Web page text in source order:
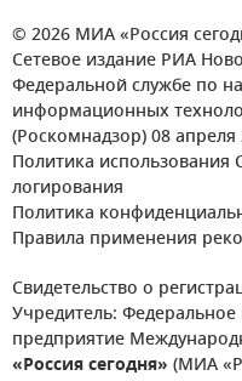
© 2026 МИА «Россия
Сетевое издание РИА
Федеральной службе по
информационных
(Роскомнадзор) 08 апреля
Политика использования
логирования
Политика
Правила применения
Свидетельство о
Учредитель: Федеральное
предприятие
«Россия сегодня» (МИА